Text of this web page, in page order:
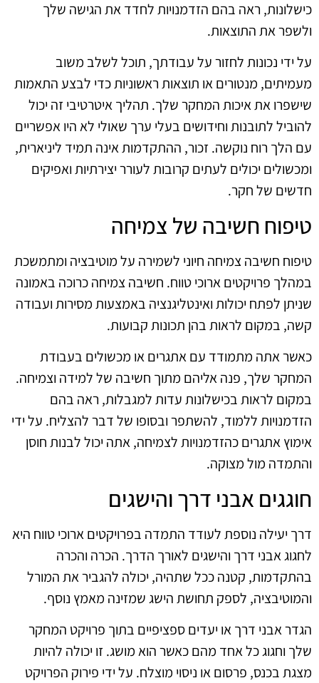
כישלונות, ראה בהם הזדמנויות לחדד את הגישה שלך
ולשפר את התוצאות.
על ידי נכונות לחזור על עבודתך, תוכל לשלב משוב
מעמיתים, מנטורים או תוצאות ראשוניות כדי לבצע התאמות
שישפרו את איכות המחקר שלך. תהליך איטרטיבי זה יכול
להוביל לתובנות וחידושים בעלי ערך שאולי לא היו אפשריים
עם הלך רוח נוקשה. זכור, ההתקדמות אינה תמיד ליניארית,
ומכשולים יכולים לעתים קרובות לעורר יצירתיות ואפיקים
חדשים של חקר.
טיפוח חשיבה של צמיחה
טיפוח חשיבה צמיחה חיוני לשמירה על מוטיבציה ומתמשכת
במהלך פרויקטים ארוכי טווח. חשיבה צמיחה כרוכה באמונה
שניתן לפתח יכולות ואינטליגנציה באמצעות מסירות ועבודה
קשה, במקום לראות בהן תכונות קבועות.
כאשר אתה מתמודד עם אתגרים או מכשולים בעבודת
המחקר שלך, פנה אליהם מתוך חשיבה של למידה וצמיחה.
במקום לראות בכישלונות עדות למגבלות, ראה בהם
הזדמנויות ללמוד, להשתפר ובסופו של דבר להצליח. על ידי
אימוץ אתגרים כהזדמנויות לצמיחה, אתה יכול לבנות חוסן
והתמדה מול מצוקה.
חוגגים אבני דרך והישגים
דרך יעילה נוספת לעודד התמדה בפרויקטים ארוכי טווח היא
לחגוג אבני דרך והישגים לאורך הדרך. הכרה והכרה
בהתקדמות, קטנה ככל שתהיה, יכולה להגביר את המורל
והמוטיבציה, לספק תחושת הישג שמזינה מאמץ נוסף.
הגדר אבני דרך או יעדים ספציפיים בתוך פרויקט המחקר
שלך וחגוג כל אחד מהם כאשר הוא מושג. זו יכולה להיות
מצגת בכנס, פרסום או ניסוי מוצלח. על ידי פירוק הפרויקט